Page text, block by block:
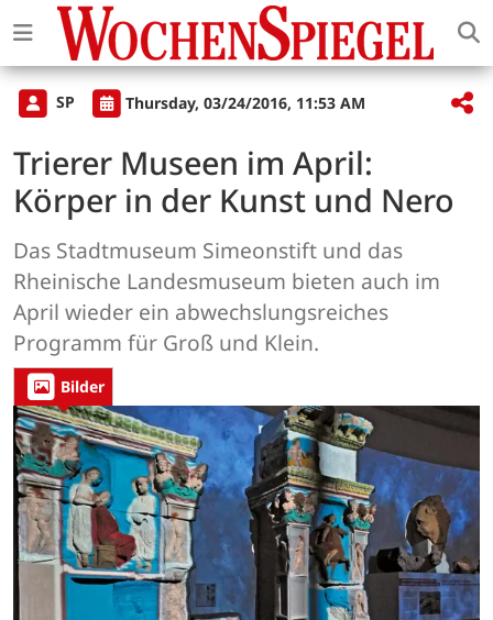
SP Thursday, 03/24/2016, 11:53 AM
Trierer Museen im April:
Körper in der Kunst und Nero
Das Stadtmuseum Simeonstift und das
Rheinische Landesmuseum bieten auch im
April wieder ein abwechslungsreiches
Programm für Groß und Klein.
Bilder